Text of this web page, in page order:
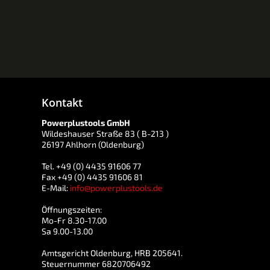
Kontakt
Powerplustools GmbH
Wildeshauser Straße 83 ( B-213 )
26197 Ahlhorn (Oldenburg)
Tel. +49 (0) 4435 91606 77
Fax +49 (0) 4435 91606 81
E-Mail: info@powerplustools.de
Öffnungszeiten:
Mo-Fr 8.30-17.00
Sa 9.00-13.00
Amtsgericht Oldenburg, HRB 205641.
Steuernummer 6820706492